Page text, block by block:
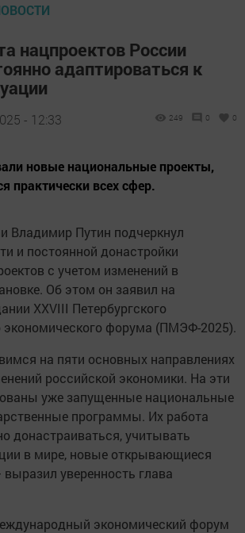
нацпроектов России
адаптироваться к
- 12:33 249 0 0
новые национальные проекты,
практически всех сфер.
Владимир Путин подчеркнул
и постоянной донастройки
с учетом изменений в
Об этом он заявил на
XXVIII Петербургского
форума (ПМЭФ-2025).
на пяти основных направлениях
российской экономики. На эти
уже запущенные национальные
программы. Их работа
донастраиваться, учитывать
в мире, новые открывающиеся
уверенность глава
экономический форум